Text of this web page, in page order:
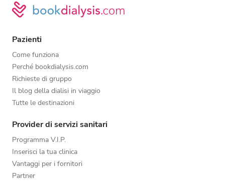
Pazienti
Come funziona
Perché bookdialysis.com
Richieste di gruppo
Il blog della dialisi in viaggio
Tutte le destinazioni
Provider di servizi sanitari
Programma V.I.P.
Inserisci la tua clinica
Vantaggi per i fornitori
Partner